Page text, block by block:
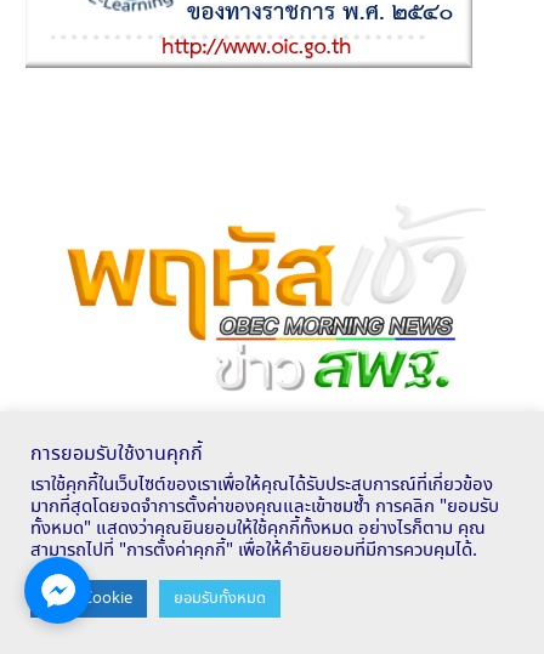
การยอมรับใช้งานคุกกี้
เราใช้คุกกี้ในเว็บไซต์ของเราเพื่อให้คุณได้รับประสบการณ์ที่เกี่ยวข้อง
มากที่สุดโดยจดจำการตั้งค่าของคุณและเข้าชมซ้ำ การคลิก "ยอมรับ
ทั้งหมด" แสดงว่าคุณยินยอมให้ใช้คุกกี้ทั้งหมด อย่างไรก็ตาม คุณ
สามารถไปที่ "การตั้งค่าคุกกี้" เพื่อให้คำยินยอมที่มีการควบคุมได้.
ตั้งค่า Cookie ยอมรับทั้งหมด